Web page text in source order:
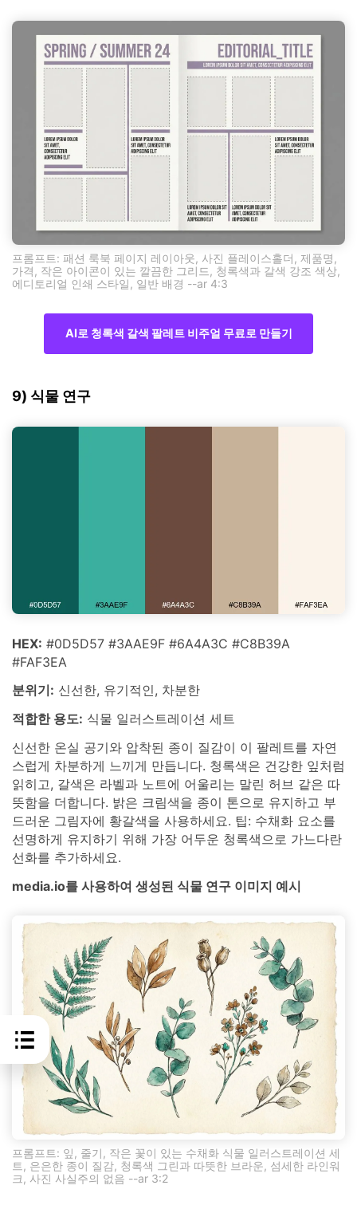
프롬프트: 패션 룩북 페이지 레이아웃, 사진 플레이스홀더, 제품명,
가격, 작은 아이콘이 있는 깔끔한 그리드, 청록색과 갈색 강조 색상,
에디토리얼 인쇄 스타일, 일반 배경 --ar 4:3
AI로 청록색 갈색 팔레트 비주얼 무료로 만들기
9) 식물 연구
HEX: #0D5D57 #3AAE9F #6A4A3C #C8B39A
#FAF3EA
분위기: 신선한, 유기적인, 차분한
적합한 용도: 식물 일러스트레이션 세트
신선한 온실 공기와 압착된 종이 질감이 이 팔레트를 자연
스럽게 차분하게 느끼게 만듭니다. 청록색은 건강한 잎처럼
읽히고, 갈색은 라벨과 노트에 어울리는 말린 허브 같은 따
뜻함을 더합니다. 밝은 크림색을 종이 톤으로 유지하고 부
드러운 그림자에 황갈색을 사용하세요. 팁: 수채화 요소를
선명하게 유지하기 위해 가장 어두운 청록색으로 가느다란
선화를 추가하세요.
media.io를 사용하여 생성된 식물 연구 이미지 예시
프롬프트: 잎, 줄기, 작은 꽃이 있는 수채화 식물 일러스트레이션 세
트, 은은한 종이 질감, 청록색 그린과 따뜻한 브라운, 섬세한 라인워
크, 사진 사실주의 없음 --ar 3:2